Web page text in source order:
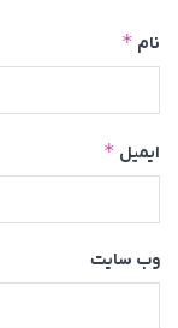
نام *
ایمیل *
وب‌ سایت